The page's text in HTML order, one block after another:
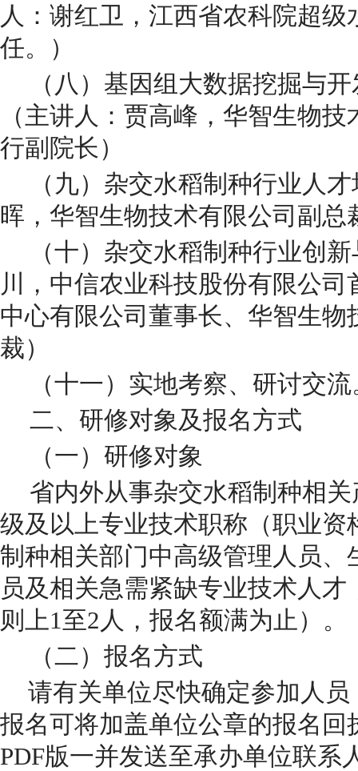
人：谢红卫，江西省农科院超
任。）
（八）基因组大数据挖掘与
（主讲人：贾高峰，华智生物
行副院长）
（九）杂交水稻制种行业人
晖，华智生物技术有限公司副总
（十）杂交水稻制种行业创
川，中信农业科技股份有限公
中心有限公司董事长、华智生
裁）
（十一）实地考察、研讨交流
二、研修对象及报名方式
（一）研修对象
省内外从事杂交水稻制种相
级及以上专业技术职称（职业
制种相关部门中高级管理人员
员及相关急需紧缺专业技术人
则上1至2人，报名额满为止）。
（二）报名方式
请有关单位尽快确定参加人
报名可将加盖单位公章的报名回
PDF版一并发送至承办单位联系